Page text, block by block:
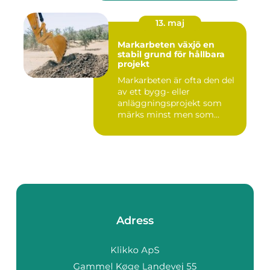
13. maj
Markarbeten växjö en
stabil grund för hållbara
projekt
Markarbeten är ofta den del
av ett bygg- eller
anläggningsprojekt som
märks minst men som
Adress